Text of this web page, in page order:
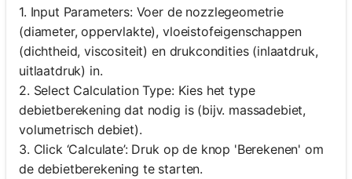
1. Input Parameters: Voer de nozzlegeometrie
(diameter, oppervlakte), vloeistofeigenschappen
(dichtheid, viscositeit) en drukcondities (inlaatdruk,
uitlaatdruk) in.
2. Select Calculation Type: Kies het type
debietberekening dat nodig is (bijv. massadebiet,
volumetrisch debiet).
3. Click ‘Calculate’: Druk op de knop 'Berekenen' om
de debietberekening te starten.